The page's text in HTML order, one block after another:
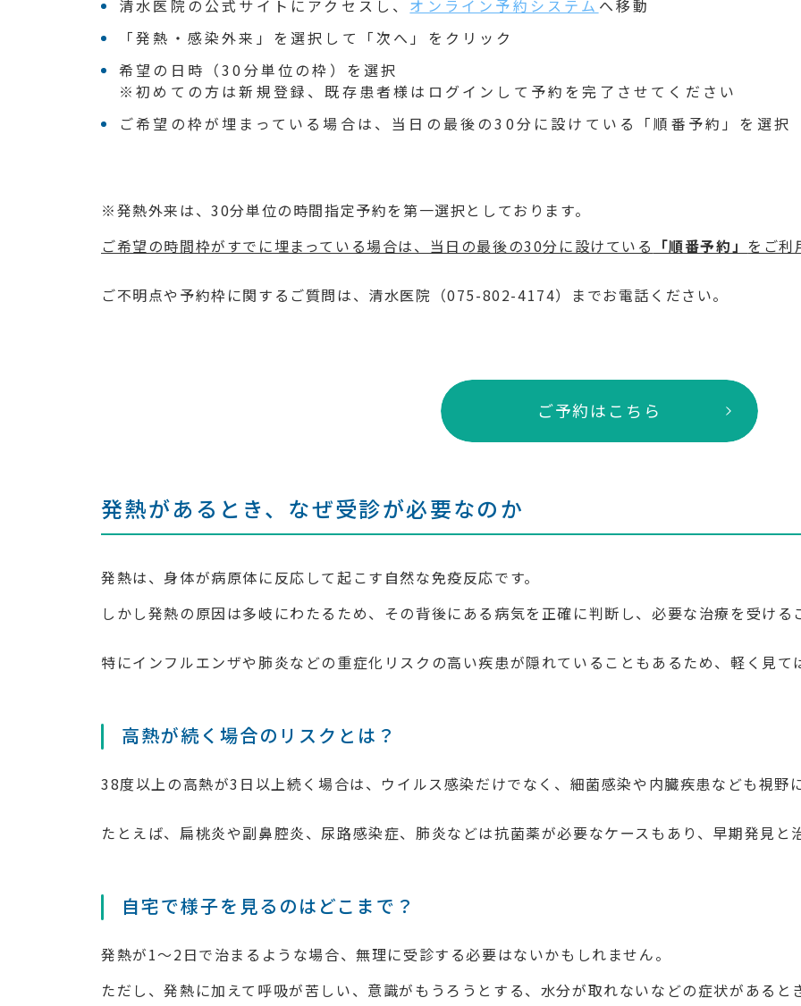
清水医院の公式サイトにアクセスし、 オンライン予約システム へ移動
「発熱・感染外来」を選択して「次へ」をクリック
希望の日時（30分単位の枠）を選択
※初めての方は新規登録、既存患者様はログインして予約を完了させてください
ご希望の枠が埋まっている場合は、当日の最後の30分に設けている「順番予約」を選択
※発熱外来は、30分単位の時間指定予約を第一選択としております。
ご希望の時間枠がすでに埋まっている場合は、当日の最後の30分に設けている 「順番予約」 をご利
ご不明点や予約枠に関するご質問は、清水医院（075-802-4174）までお電話ください。
ご予約はこちら
発熱があるとき、なぜ受診が必要なのか
発熱は、身体が病原体に反応して起こす自然な免疫反応です。
しかし発熱の原因は多岐にわたるため、その背後にある病気を正確に判断し、必要な治療を受ける
特にインフルエンザや肺炎などの重症化リスクの高い疾患が隠れていることもあるため、軽く見て
高熱が続く場合のリスクとは？
38度以上の高熱が3日以上続く場合は、ウイルス感染だけでなく、細菌感染や内臓疾患なども視野
たとえば、扁桃炎や副鼻腔炎、尿路感染症、肺炎などは抗菌薬が必要なケースもあり、早期発見と
自宅で様子を見るのはどこまで？
発熱が1〜2日で治まるような場合、無理に受診する必要はないかもしれません。
ただし、発熱に加えて呼吸が苦しい、意識がもうろうとする、水分が取れないなどの症状があると